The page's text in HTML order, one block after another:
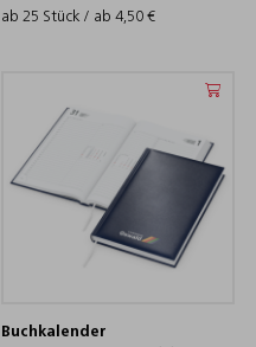
ab 25 Stück / ab 4,50 €
Buchkalender